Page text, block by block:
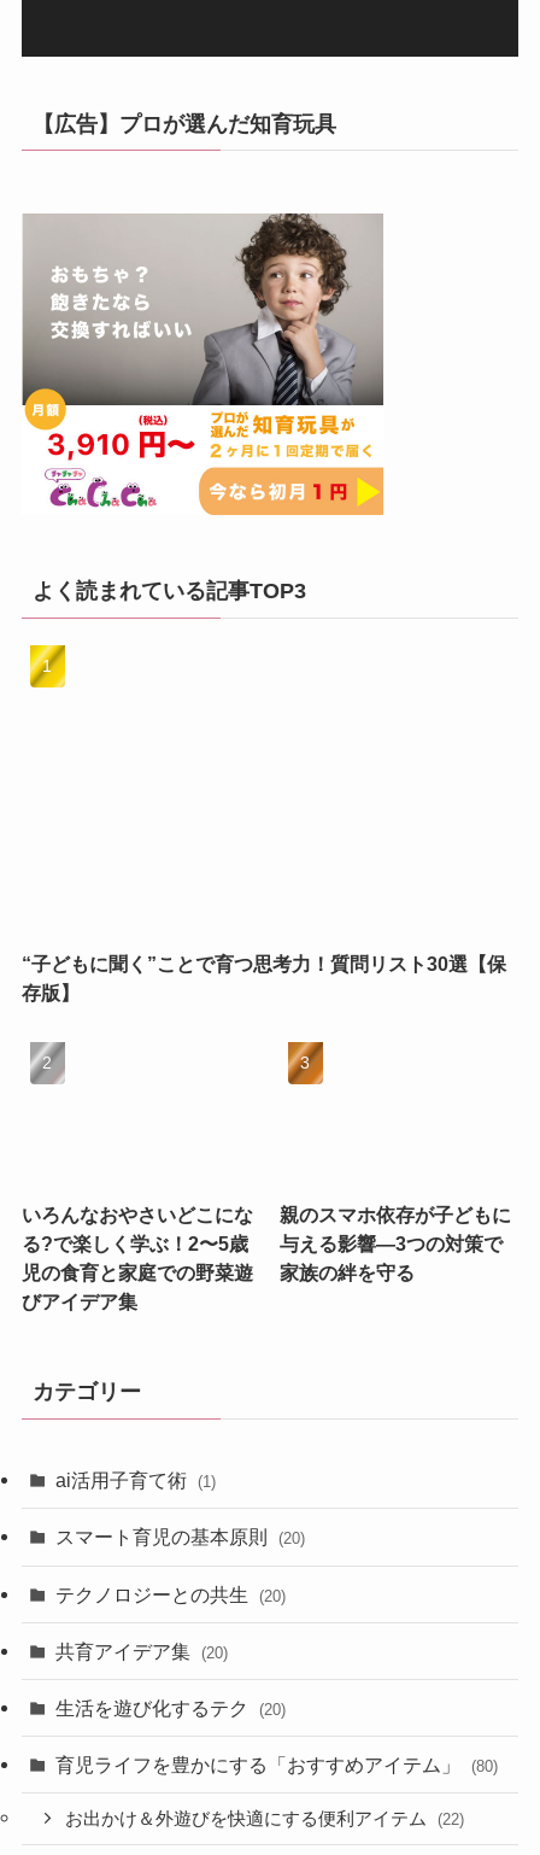
【広告】プロが選んだ知育玩具
よく読まれている記事TOP3
“子どもに聞く”ことで育つ思考力！質問リスト30選【保
存版】
いろんなおやさいどこにな
る?で楽しく学ぶ！2〜5歳
児の食育と家庭での野菜遊
びアイデア集
親のスマホ依存が子どもに
与える影響—3つの対策で
家族の絆を守る
カテゴリー
ai活用子育て術 (1)
スマート育児の基本原則 (20)
テクノロジーとの共生 (20)
共育アイデア集 (20)
生活を遊び化するテク (20)
育児ライフを豊かにする「おすすめアイテム」 (80)
お出かけ＆外遊びを快適にする便利アイテム (22)